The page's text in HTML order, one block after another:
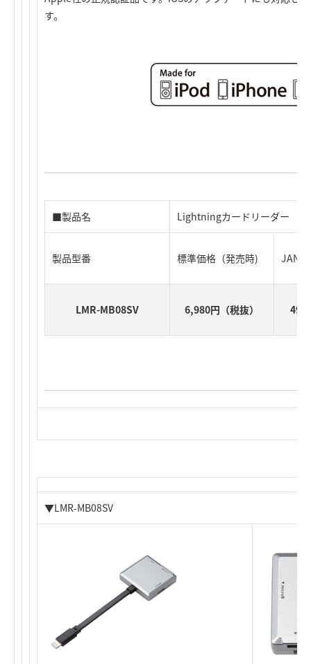
す。
■製品名 Lightningカードリーダー
製品型番 標準価格（発売時) JAN
LMR-MB08SV 6,980円（税抜）
▼LMR-MB08SV